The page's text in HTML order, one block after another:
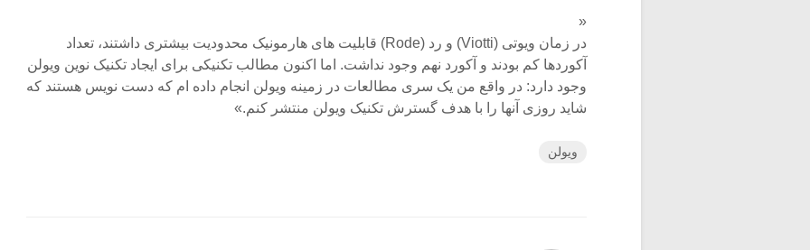
«
در زمان ویوتی (Viotti) و رد (Rode) قابلیت های هارمونیک محدودیت بیشتری داشتند، تعداد
آکوردها کم بودند و آکورد نهم وجود نداشت. اما اکنون مطالب تکنیکی برای ایجاد تکنیک نوین ویولن
وجود دارد: در واقع من یک سری مطالعات در زمینه ویولن انجام داده ام که دست نویس هستند که
شاید روزی آنها را با هدف گسترش تکنیک ویولن منتشر کنم.»
ویولن